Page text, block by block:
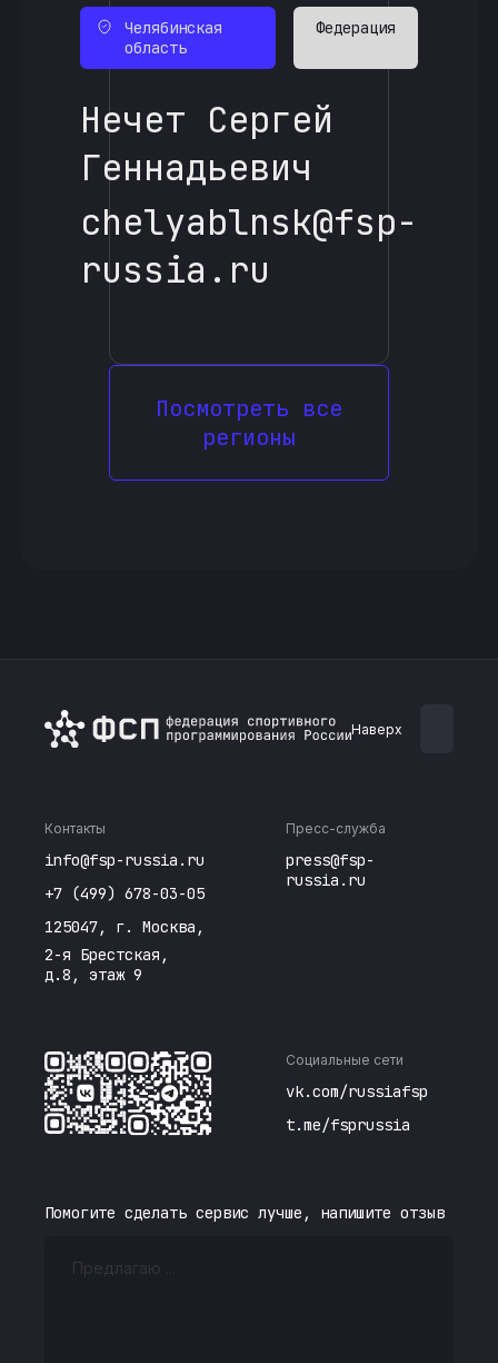
Челябинская
область
Федерация
Нечет Сергей
Геннадьевич
chelyablnsk@fsp-
russia.ru
Посмотреть все
регионы
Наверх
Контакты
info@fsp-russia.ru
+7 (499) 678-03-05
125047, г. Москва,
2-я Брестская,
д.8, этаж 9
Пресс-служба
press@fsp-
russia.ru
Социальные сети
vk.com/russiafsp
t.me/fsprussia
Помогите сделать сервис лучше, напишите отзыв